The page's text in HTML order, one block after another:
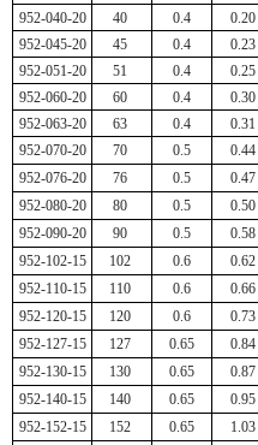
952-040-20
40 0.4 0.20
952-045-20
45 0.4 0.23
952-051-20
51 0.4 0.25
952-060-20
60 0.4 0.30
952-063-20
63 0.4 0.31
952-070-20
70 0.5 0.44
952-076-20
76 0.5 0.47
952-080-20
80 0.5 0.50
952-090-20
90 0.5 0.58
952-102-15
102 0.6 0.62
952-110-15
110 0.6 0.66
952-120-15
120 0.6 0.73
952-127-15
127 0.65 0.84
952-130-15
130 0.65 0.87
952-140-15
140 0.65 0.95
952-152-15
152 0.65 1.03